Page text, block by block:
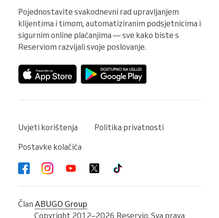
Pojednostavite svakodnevni rad upravljanjem
klijentima i timom, automatiziranim podsjetnicima i
sigurnim online plaćanjima — sve kako biste s
Reserviom razvijali svoje poslovanje.
Uvjeti korištenja
Politika privatnosti
Postavke kolačića
Član ABUGO Group
Copyright 2012–2026 Reservio. Sva prava